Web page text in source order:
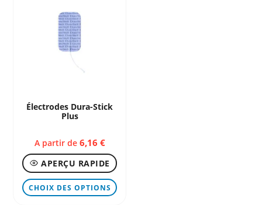
Électrodes Dura-Stick
Plus
A partir de 6,16 €
APERÇU RAPIDE
CHOIX DES OPTIONS
produit